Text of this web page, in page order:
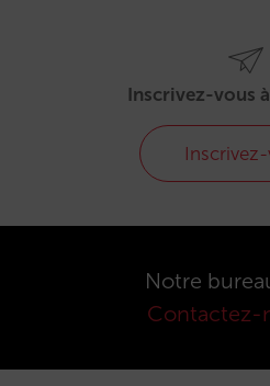
Inscrivez-vous
Notre
Contactez-